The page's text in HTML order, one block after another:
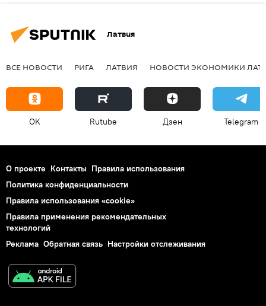
Латвия
ВСЕ НОВОСТИ РИГА ЛАТВИЯ НОВОСТИ ЭКОНОМИКИ
OK Rutube Дзен Telegram
О проекте Контакты Правила использования
Политика конфиденциальности
Правила использования «cookie»
Правила применения рекомендательных
технологий
Реклама Обратная связь Настройки отслеживания